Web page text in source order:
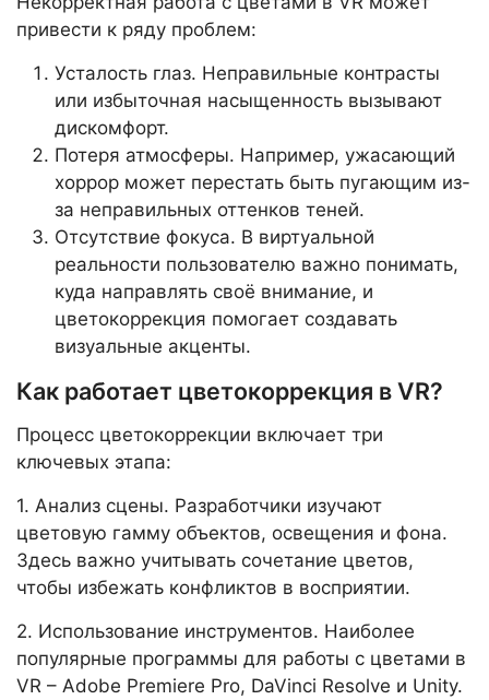
привести к ряду проблем:
Усталость глаз. Неправильные контрасты
или избыточная насыщенность вызывают
дискомфорт.
Потеря атмосферы. Например, ужасающий
хоррор может перестать быть пугающим из-
за неправильных оттенков теней.
Отсутствие фокуса. В виртуальной
реальности пользователю важно понимать,
куда направлять своё внимание, и
цветокоррекция помогает создавать
визуальные акценты.
Как работает цветокоррекция в VR?
Процесс цветокоррекции включает три
ключевых этапа:
1. Анализ сцены. Разработчики изучают
цветовую гамму объектов, освещения и фона.
Здесь важно учитывать сочетание цветов,
чтобы избежать конфликтов в восприятии.
2. Использование инструментов. Наиболее
популярные программы для работы с цветами в
VR – Adobe Premiere Pro, DaVinci Resolve и Unity.